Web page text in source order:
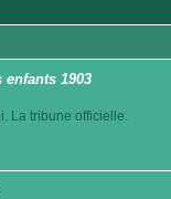
enfants 1903
La tribune officielle.